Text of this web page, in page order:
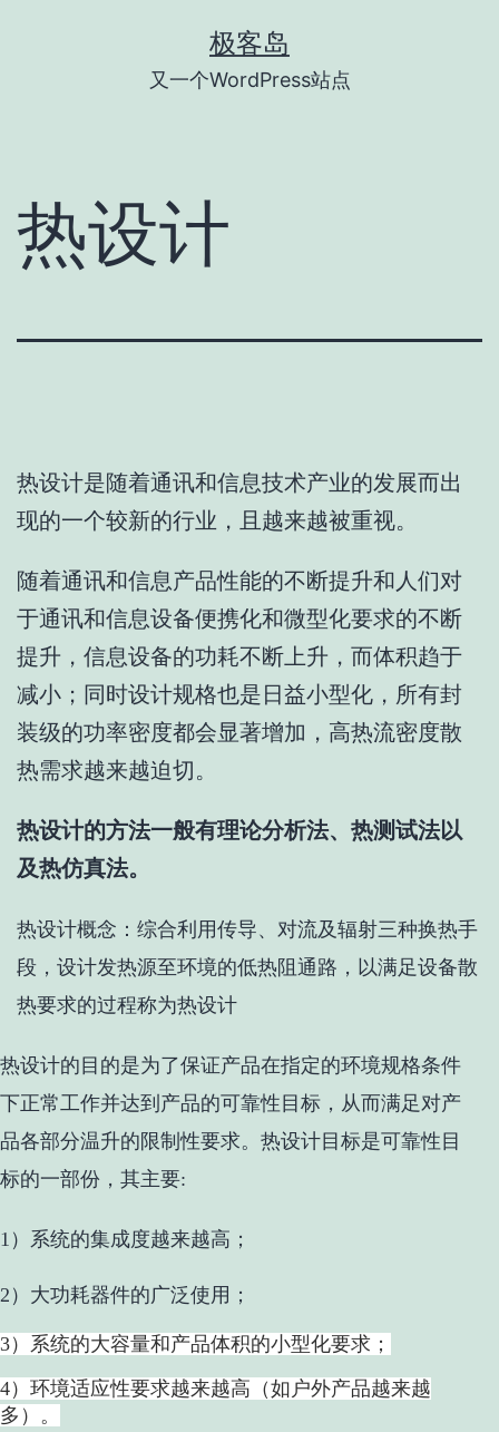
极客岛
又一个WordPress站点
热设计
热设计是随着通讯和信息技术产业的发展而出
现的一个较新的行业，且越来越被重视。
随着通讯和信息产品性能的不断提升和人们对
于通讯和信息设备便携化和微型化要求的不断
提升，信息设备的功耗不断上升，而体积趋于
减小；同时设计规格也是日益小型化，所有封
装级的功率密度都会显著增加，高热流密度散
热需求越来越迫切。
热设计的方法一般有理论分析法、热测试法以
及热仿真法。
热设计概念： 综合利用传导、对流及辐射三种换热手
段，设计发热源至环境的低热阻通路，以满足设备散
热要求的过程称为热设计
热设计的目的是为了保证产品在指定的环境规格条件
下正常工作并达到产品的可靠性目标，从而满足对产
品各部分温升的限制性要求。 热设计目标是可靠性目
标的一部份，其主要:
1）系统的集成度越来越高；
2）大功耗器件的广泛使用；
3）系统的大容量和产品体积的小型化要求；
4）环境适应性要求越来越高（如户外产品越来越
多）。